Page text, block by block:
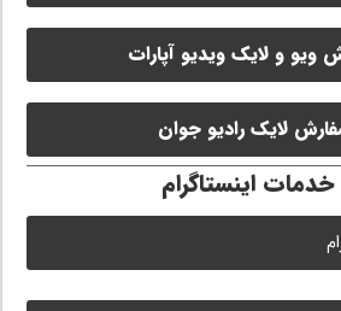
ویو و لایک ویدیو آپارات
لایک رادیو جوان
خدمات اینستاگرام